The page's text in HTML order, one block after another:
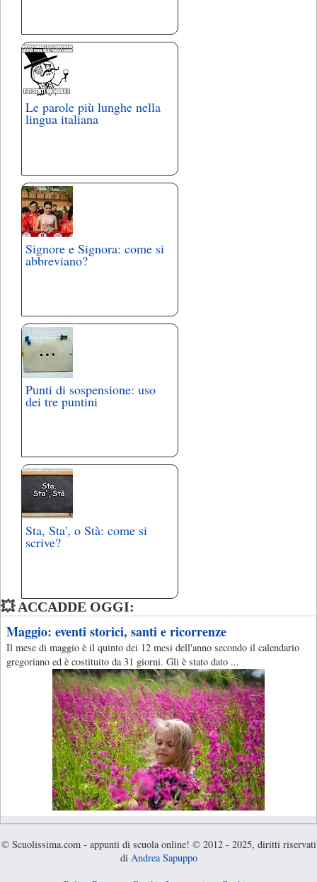
Le parole più lunghe nella
lingua italiana
Signore e Signora: come si
abbreviano?
Punti di sospensione: uso
dei tre puntini
Sta, Sta', o Stà: come si
scrive?
💥 ACCADDE OGGI:
Maggio: eventi storici, santi e ricorrenze
Il mese di maggio è il quinto dei 12 mesi dell'anno secondo il calendario
gregoriano ed è costituito da 31 giorni. Gli è stato dato ...
© Scuolissima.com - appunti di scuola online! © 2012 - 2025, diritti riservati
di Andrea Sapuppo